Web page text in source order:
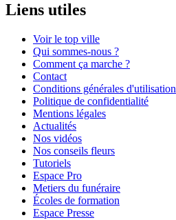
Liens utiles
Voir le top ville
Qui sommes-nous ?
Comment ça marche ?
Contact
Conditions générales d'utilisation
Politique de confidentialité
Mentions légales
Actualités
Nos vidéos
Nos conseils fleurs
Tutoriels
Espace Pro
Metiers du funéraire
Écoles de formation
Espace Presse